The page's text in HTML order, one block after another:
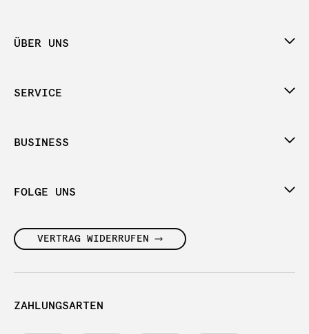
ÜBER UNS
SERVICE
BUSINESS
FOLGE UNS
VERTRAG WIDERRUFEN
ZAHLUNGSARTEN